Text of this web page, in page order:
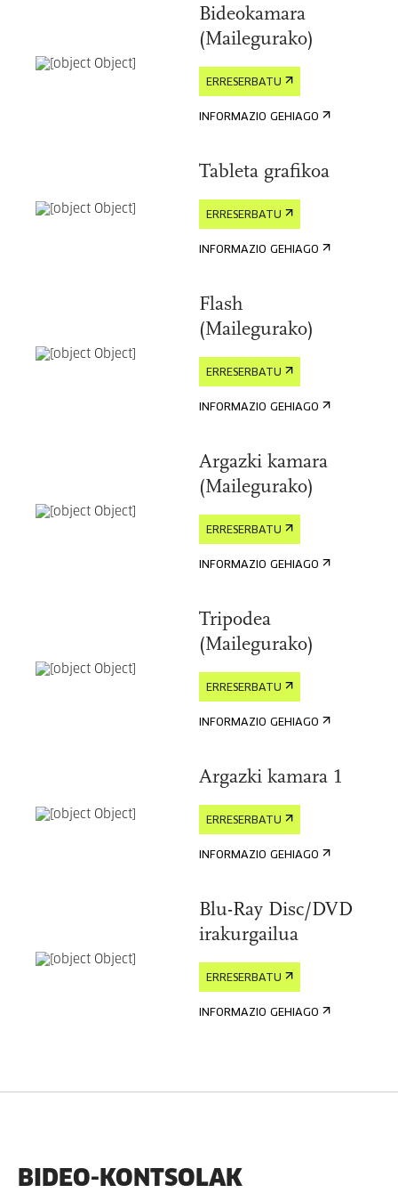
Bideokamara
(Mailegurako)
ERRESERBATU
INFORMAZIO GEHIAGO
Tableta grafikoa
ERRESERBATU
INFORMAZIO GEHIAGO
Flash
(Mailegurako)
ERRESERBATU
INFORMAZIO GEHIAGO
Argazki kamara
(Mailegurako)
ERRESERBATU
INFORMAZIO GEHIAGO
Tripodea
(Mailegurako)
ERRESERBATU
INFORMAZIO GEHIAGO
Argazki kamara 1
ERRESERBATU
INFORMAZIO GEHIAGO
Blu-Ray Disc/DVD
irakurgailua
ERRESERBATU
INFORMAZIO GEHIAGO
BIDEO-KONTSOLAK